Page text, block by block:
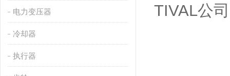
电力变压器
冷却器
执行器
TIVAL公